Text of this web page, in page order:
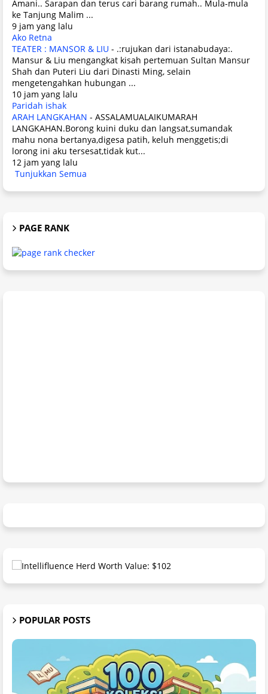
Amani.. Sarapan dan terus cari barang rumah.. Mula-mula
ke Tanjung Malim ...
9 jam yang lalu
Ako Retna
TEATER : MANSOR & LIU - .:rujukan dari istanabudaya:.
Mansur & Liu mengangkat kisah pertemuan Sultan Mansur
Shah dan Puteri Liu dari Dinasti Ming, selain
mengetengahkan hubungan ...
10 jam yang lalu
Paridah ishak
ARAH LANGKAHAN - ASSALAMUALAIKUMARAH
LANGKAHAN.Borong kuini duku dan langsat,sumandak
mahu nona bertanya,digesa patih, keluh menggetis;di
lorong ini aku tersesat,tidak kut...
12 jam yang lalu
Tunjukkan Semua
PAGE RANK
POPULAR POSTS